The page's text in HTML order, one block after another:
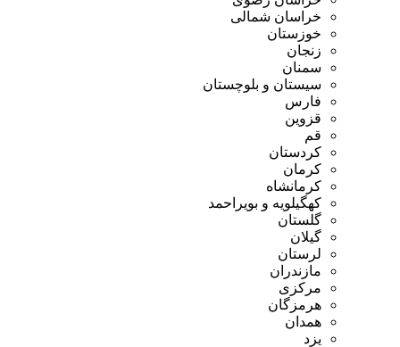
خراسان شمالی
خوزستان
زنجان
سمنان
سیستان و بلوچستان
فارس
قزوین
قم
کردستان
کرمان
کرمانشاه
کهگیلویه و بویراحمد
گلستان
گیلان
لرستان
مازندران
مرکزی
هرمزگان
همدان
یزد